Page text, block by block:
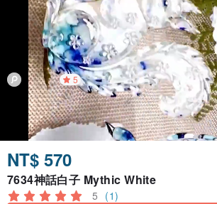
5
NT$ 570
7634神話白子 Mythic White
5 (1)